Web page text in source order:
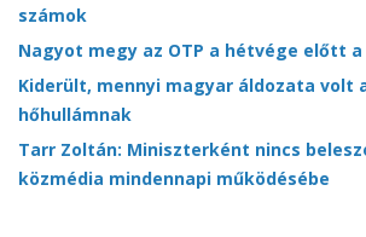
számok
Nagyot megy az OTP a hétvége előtt
Kiderült, mennyi magyar áldozata volt
hőhullámnak
Tarr Zoltán: Miniszterként nincs
közmédia mindennapi működésébe